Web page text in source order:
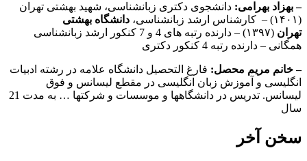
– بهزاد بهرامی: دانشجوی دکتری زبانشناسی، شهید بهشتی تهران
(۱۴۰۱) – کارشناس ارشد زبانشناسی،
دانشگاه بهشتی
تهران
(۱۳۹۷) – دارنده رتبه های 4 و 7 کنکور ارشد زبانشناسی
همگانی – دارنده رتبه 4 کنکور دکتری
– خانم مریم محصل: فارغ التحصیل دانشگاه علامه در رشته ادبیات
انگلیسی و آموزش زبان انگلیسی در مقطع لیسانس و فوق
لیسانس. تدریس در دانشگاهها و موسسات و شرکتها … به مدت 21
سال
سخن آخر